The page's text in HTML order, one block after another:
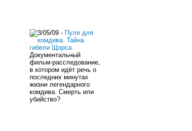
3/05/09 - Пуля для
комдива. Тайна
гибели Щорса.
Документальный
фильм-расследование,
в котором идёт речь о
последних минутах
жизни легендарного
комдива. Смерть или
убийство?